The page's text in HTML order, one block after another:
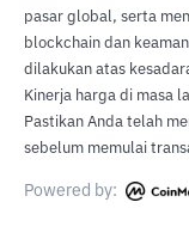
pasar global, serta
blockchain dan
dilakukan atas
Kinerja harga di masa
Pastikan Anda telah
sebelum memulai
Powered by: